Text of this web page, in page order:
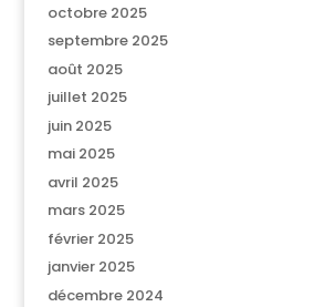
octobre 2025
septembre 2025
août 2025
juillet 2025
juin 2025
mai 2025
avril 2025
mars 2025
février 2025
janvier 2025
décembre 2024